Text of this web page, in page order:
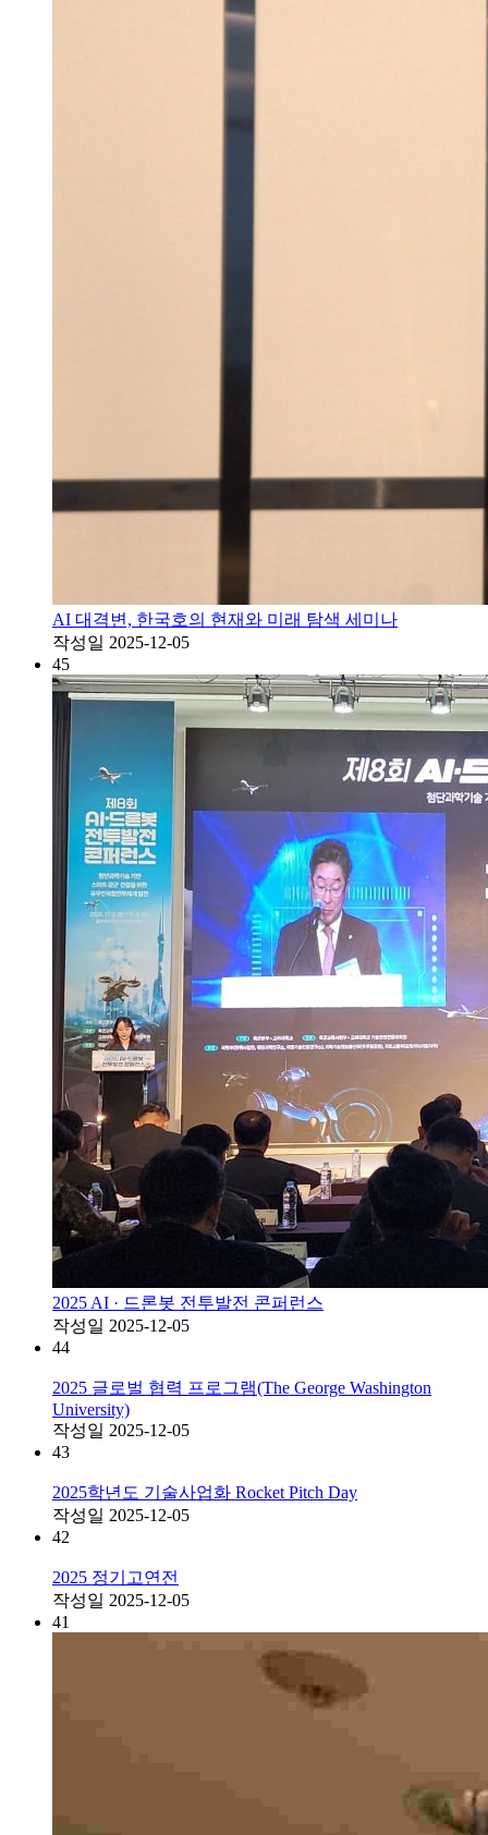
AI 대격변, 한국호의 현재와 미래 탐색 세미나
작성일 2025-12-05
45
2025 AI · 드론봇 전투발전 콘퍼런스
작성일 2025-12-05
44
2025 글로벌 협력 프로그램(The George Washington
University)
작성일 2025-12-05
43
2025학년도 기술사업화 Rocket Pitch Day
작성일 2025-12-05
42
2025 정기고연전
작성일 2025-12-05
41